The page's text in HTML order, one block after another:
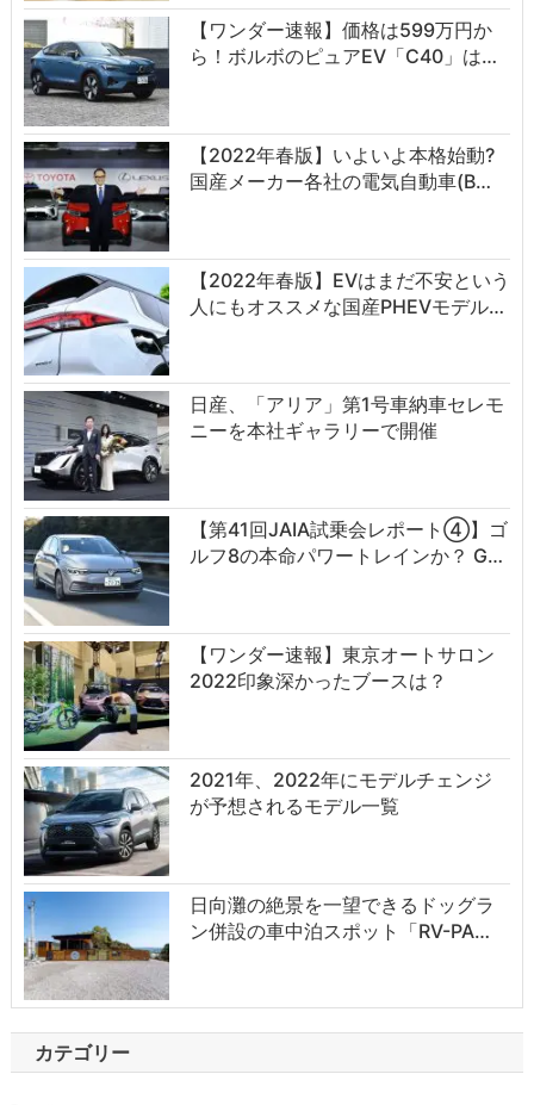
【ワンダー速報】価格は599万円か
ら！ボルボのピュアEV「C40」は…
【2022年春版】いよいよ本格始動?
国産メーカー各社の電気自動車(B…
【2022年春版】EVはまだ不安という
人にもオススメな国産PHEVモデル…
日産、「アリア」第1号車納車セレモ
ニーを本社ギャラリーで開催
【第41回JAIA試乗会レポート④】ゴ
ルフ8の本命パワートレインか？ G…
【ワンダー速報】東京オートサロン
2022印象深かったブースは？
2021年、2022年にモデルチェンジ
が予想されるモデル一覧
日向灘の絶景を一望できるドッグラ
ン併設の車中泊スポット「RV-PA…
カテゴリー